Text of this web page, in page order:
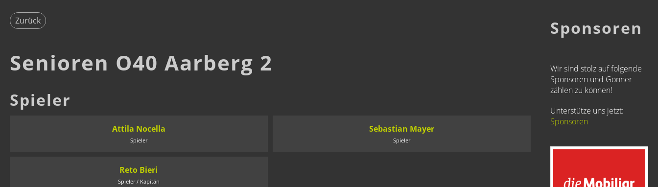
Zurück
Senioren O40 Aarberg 2
Spieler
Attila Nocella
Spieler
Sebastian Mayer
Spieler
Reto Bieri
Spieler / Kapitän
Sponsoren
Wir sind stolz auf folgende
Sponsoren und Gönner
zählen zu können!
Unterstütze uns jetzt:
Sponsoren